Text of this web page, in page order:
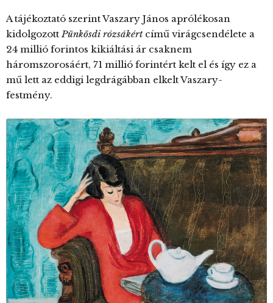
A tájékoztató szerint Vaszary János aprólékosan
kidolgozottPünkösdi rózsákértcímű virágcsendélete a
24 millió forintos kikiáltási ár csaknem
háromszorosáért, 71 millió forintért kelt el és így ez a
mű lett az eddigi legdrágábban elkelt Vaszary-
festmény.